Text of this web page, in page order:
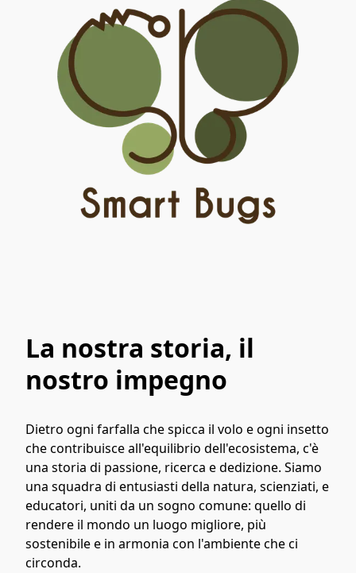
La nostra storia, il
nostro impegno
Dietro ogni farfalla che spicca il volo e ogni insetto
che contribuisce all'equilibrio dell'ecosistema, c'è
una storia di passione, ricerca e dedizione. Siamo
una squadra di entusiasti della natura, scienziati, e
educatori, uniti da un sogno comune: quello di
rendere il mondo un luogo migliore, più
sostenibile e in armonia con l'ambiente che ci
circonda.